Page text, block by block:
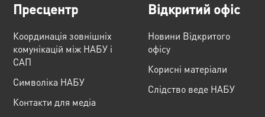
Пресцентр
Координація зовнішніх
комунікацій між НАБУ і
САП
Cимволіка НАБУ
Контакти для медіа
Відкритий офіс
Новини Відкритого
офісу
Корисні матеріали
Слідство веде НАБУ